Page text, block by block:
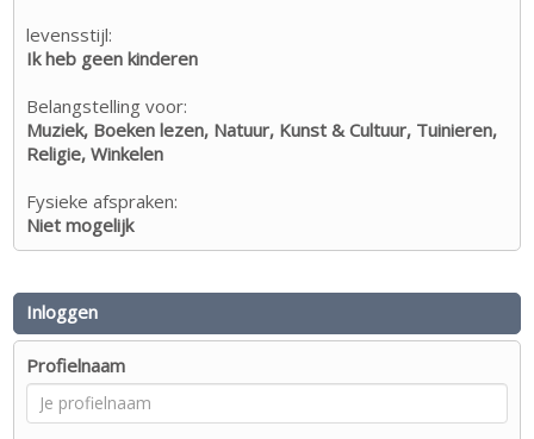
levensstijl:
Ik heb geen kinderen
Belangstelling voor:
Muziek, Boeken lezen, Natuur, Kunst & Cultuur, Tuinieren,
Religie, Winkelen
Fysieke afspraken:
Niet mogelijk
Inloggen
Profielnaam